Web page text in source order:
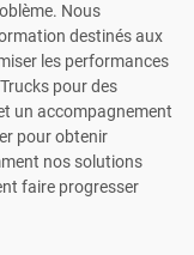
Nous
destinés aux
les performances
pour des
un accompagnement
pour obtenir
nos solutions
faire progresser